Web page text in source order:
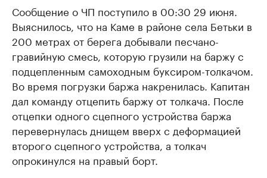
Сообщение о ЧП поступило в 00:30 29 июня.
Выяснилось, что на Каме в районе села Бетьки в
200 метрах от берега добывали песчано-
гравийную смесь, которую грузили на баржу с
подцепленным самоходным буксиром-толкачом.
Во время погрузки баржа накренилась. Капитан
дал команду отцепить баржу от толкача. После
отцепки одного сцепного устройства баржа
перевернулась днищем вверх с деформацией
второго сцепного устройства, а толкач
опрокинулся на правый борт.